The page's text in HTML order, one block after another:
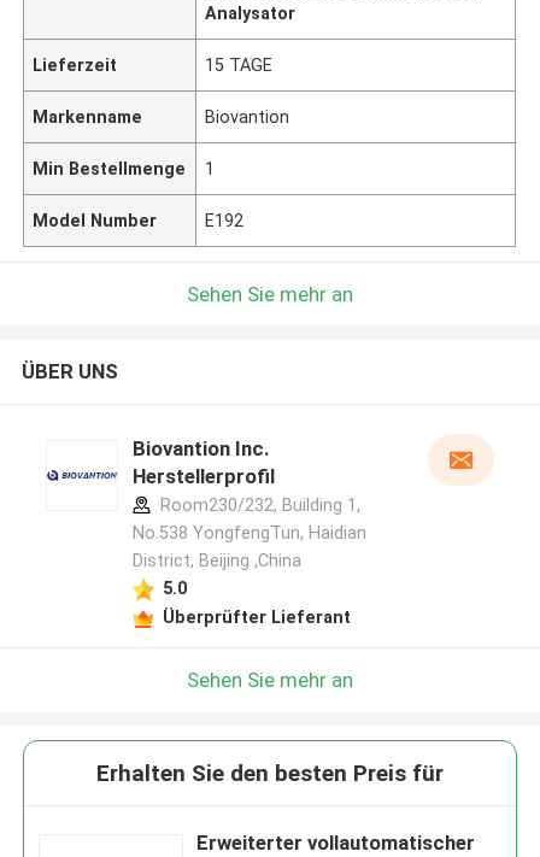
Analysator
Lieferzeit 15 TAGE
Markenname Biovantion
Min Bestellmenge 1
Model Number E192
Sehen Sie mehr an
ÜBER UNS
Biovantion Inc.
Herstellerprofil
Room230/232, Building 1,
No.538 YongfengTun, Haidian
District, Beijing ,China
5.0
Überprüfter Lieferant
Sehen Sie mehr an
Erhalten Sie den besten Preis für
Erweiterter vollautomatischer